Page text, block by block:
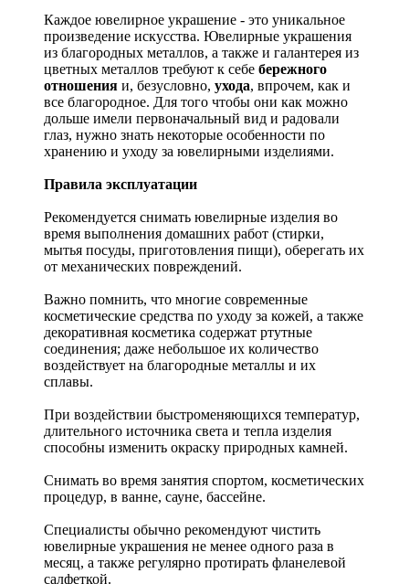
Каждое ювелирное украшение - это уникальное
произведение искусства. Ювелирные украшения
из благородных металлов, а также и галантерея из
цветных металлов требуют к себе бережного
отношения и, безусловно, ухода, впрочем, как и
все благородное. Для того чтобы они как можно
дольше имели первоначальный вид и радовали
глаз, нужно знать некоторые особенности по
хранению и уходу за ювелирными изделиями.
Правила эксплуатации
Рекомендуется снимать ювелирные изделия во
время выполнения домашних работ (стирки,
мытья посуды, приготовления пищи), оберегать их
от механических повреждений.
Важно помнить, что многие современные
косметические средства по уходу за кожей, а также
декоративная косметика содержат ртутные
соединения; даже небольшое их количество
воздействует на благородные металлы и их
сплавы.
При воздействии быстроменяющихся температур,
длительного источника света и тепла изделия
способны изменить окраску природных камней.
Снимать во время занятия спортом, косметических
процедур, в ванне, сауне, бассейне.
Специалисты обычно рекомендуют чистить
ювелирные украшения не менее одного раза в
месяц, а также регулярно протирать фланелевой
салфеткой.